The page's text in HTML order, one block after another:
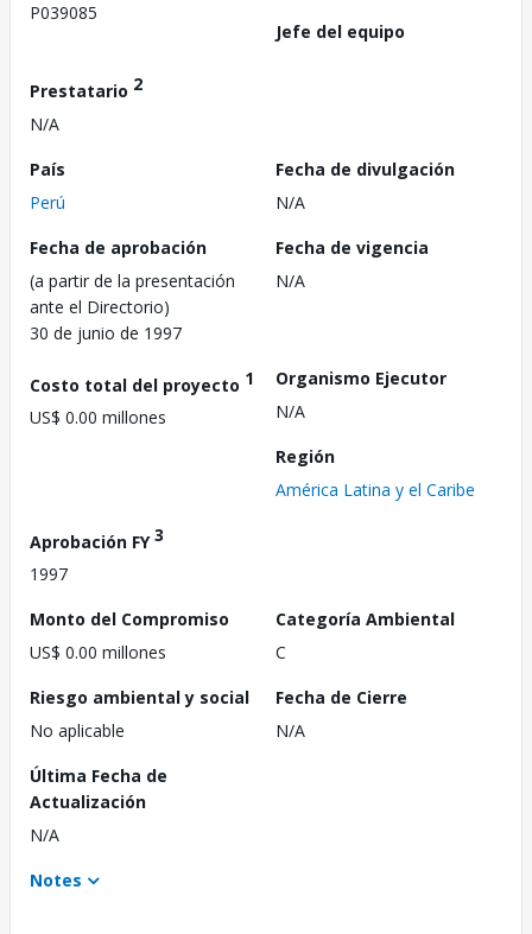
P039085
Jefe del equipo
Prestatario 2
N/A
País
Perú
Fecha de divulgación
N/A
Fecha de aprobación
(a partir de la presentación
ante el Directorio)
30 de junio de 1997
Fecha de vigencia
N/A
Costo total del proyecto 1
US$ 0.00 millones
Organismo Ejecutor
N/A
Región
América Latina y el Caribe
Aprobación FY3
1997
Monto del Compromiso
US$ 0.00 millones
Categoría Ambiental
C
Riesgo ambiental y social
No aplicable
Fecha de Cierre
N/A
Última Fecha de
Actualización
N/A
Notes